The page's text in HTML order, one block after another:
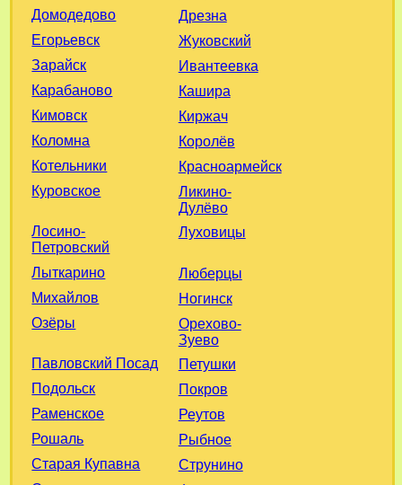
Домодедово
Дрезна
Егорьевск
Жуковский
Зарайск
Ивантеевка
Карабаново
Кашира
Кимовск
Киржач
Коломна
Королёв
Котельники
Красноармейск
Куровское
Ликино-
Дулёво
Лосино-
Петровский
Луховицы
Лыткарино
Люберцы
Михайлов
Ногинск
Озёры
Орехово-
Зуево
Павловский Посад
Петушки
Подольск
Покров
Раменское
Реутов
Рошаль
Рыбное
Старая Купавна
Струнино